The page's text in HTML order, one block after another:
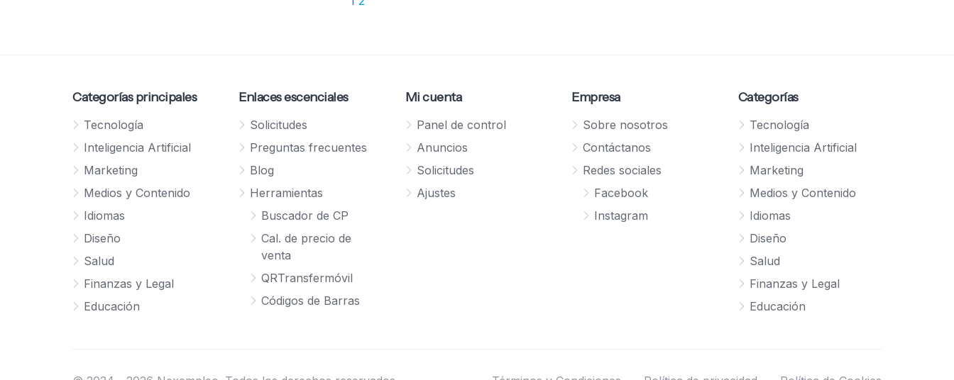
Paginación
Categorías principales
Tecnología
Inteligencia Artificial
Marketing
Medios y Contenido
Idiomas
Diseño
Salud
Finanzas y Legal
Educación
Enlaces escenciales
Solicitudes
Preguntas frecuentes
Blog
Herramientas
Buscador de CP
Cal. de precio de
venta
QRTransfermóvil
Códigos de Barras
Mi cuenta
Panel de control
Anuncios
Solicitudes
Ajustes
Empresa
Sobre nosotros
Contáctanos
Redes sociales
Facebook
Instagram
Categorías
Tecnología
Inteligencia Artificial
Marketing
Medios y Contenido
Idiomas
Diseño
Salud
Finanzas y Legal
Educación